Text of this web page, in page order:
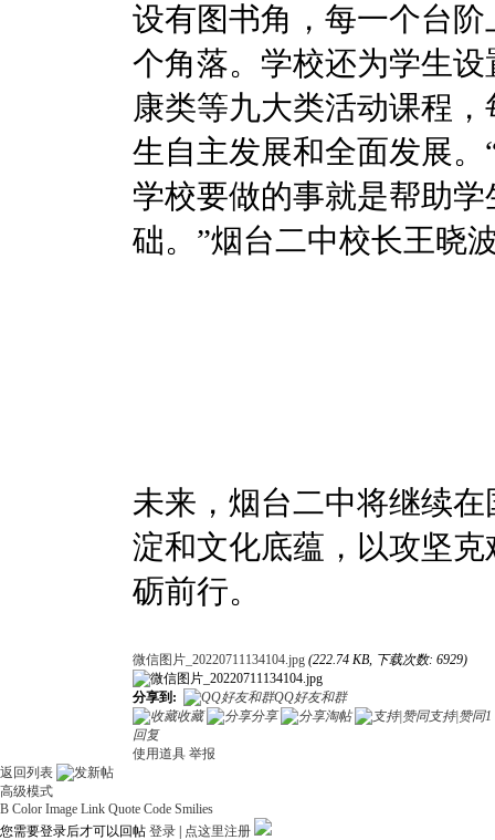
设有图书角，每一个台
个角落。学校还为学生
康类等九大类活动课程
生自主发展和全面发展
学校要做的事就是帮助
础。”烟台二中校长王晓
未来，烟台二中将继续
淀和文化底蕴，以攻坚克
砺前行。
微信图片_20220711134104.jpg (222.74 KB, 下载次数: 6929)
分享到:
QQ好友和群
收藏
分享 淘帖 支持|赞同1
回复
使用道具 举报
返回列表
高级模式
B Color Image Link Quote Code Smilies
您需要登录后才可以回帖 登录
点这里注册